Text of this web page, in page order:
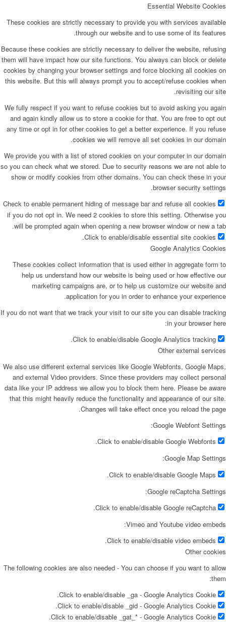
Essential Website Cookies
These cookies are strictly necessary to provide you with services available
through our website and to use some of its features.
Because these cookies are strictly necessary to deliver the website, refusing
them will have impact how our site functions. You always can block or delete
cookies by changing your browser settings and force blocking all cookies on
this website. But this will always prompt you to accept/refuse cookies when
revisiting our site.
We fully respect if you want to refuse cookies but to avoid asking you again
and again kindly allow us to store a cookie for that. You are free to opt out
any time or opt in for other cookies to get a better experience. If you refuse
cookies we will remove all set cookies in our domain.
We provide you with a list of stored cookies on your computer in our domain
so you can check what we stored. Due to security reasons we are not able to
show or modify cookies from other domains. You can check these in your
browser security settings.
Check to enable permanent hiding of message bar and refuse all cookies
if you do not opt in. We need 2 cookies to store this setting. Otherwise you
will be prompted again when opening a new browser window or new a tab.
Click to enable/disable essential site cookies.
Google Analytics Cookies
These cookies collect information that is used either in aggregate form to
help us understand how our website is being used or how effective our
marketing campaigns are, or to help us customize our website and
application for you in order to enhance your experience.
If you do not want that we track your visit to our site you can disable tracking
in your browser here:
Click to enable/disable Google Analytics tracking.
Other external services
We also use different external services like Google Webfonts, Google Maps,
and external Video providers. Since these providers may collect personal
data like your IP address we allow you to block them here. Please be aware
that this might heavily reduce the functionality and appearance of our site.
Changes will take effect once you reload the page.
Google Webfont Settings:
Click to enable/disable Google Webfonts.
Google Map Settings:
Click to enable/disable Google Maps.
Google reCaptcha Settings:
Click to enable/disable Google reCaptcha.
Vimeo and Youtube video embeds:
Click to enable/disable video embeds.
Other cookies
The following cookies are also needed - You can choose if you want to allow
them:
Click to enable/disable _ga - Google Analytics Cookie.
Click to enable/disable _gid - Google Analytics Cookie.
Click to enable/disable _gat_* - Google Analytics Cookie.